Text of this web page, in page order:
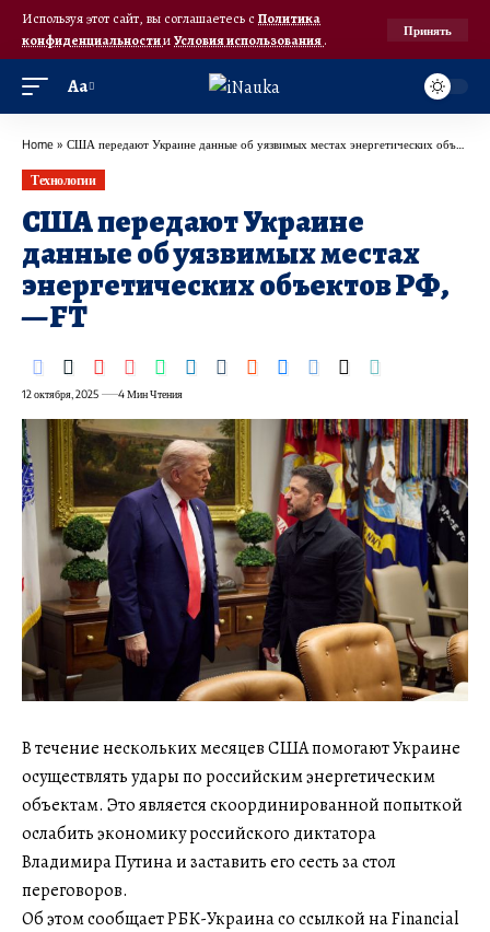
Используя этот сайт, вы соглашаетесь с Политика
конфиденциальностииУсловия использования.
Принять
Аа
Home » США передают Украине данные об уязвимых местах энергетических объектов РФ, — FT
Технологии
США передают Украине
данные об уязвимых местах
энергетических объектов РФ,
— FT
12 октября, 2025 4 Мин Чтения
В течение нескольких месяцев США помогают Украине
осуществлять удары по российским энергетическим
объектам. Это является скоординированной попыткой
ослабить экономику российского диктатора
Владимира Путина и заставить его сесть за стол
переговоров.
Об этом сообщает РБК-Украина со ссылкой на Financial